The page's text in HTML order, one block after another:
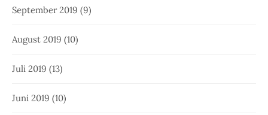
September 2019 (9)
August 2019 (10)
Juli 2019 (13)
Juni 2019 (10)